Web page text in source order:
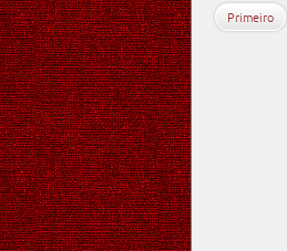
Primeiro